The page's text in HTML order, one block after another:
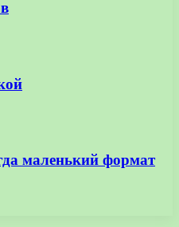
маленький формат